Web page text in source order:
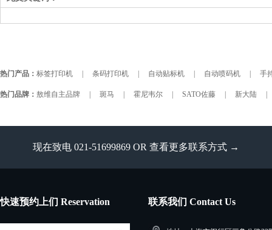
热门产品： 标签打印机 条码打印机 自动贴标机 自动喷码机 手
热门品牌： 敖维自主品牌 斑马 霍尼韦尔 SATO佐藤 新大陆
现在致电 021-51699869 OR 查看更多联系方式 →
快速预约上们 Reservation 联系我们 Contact Us